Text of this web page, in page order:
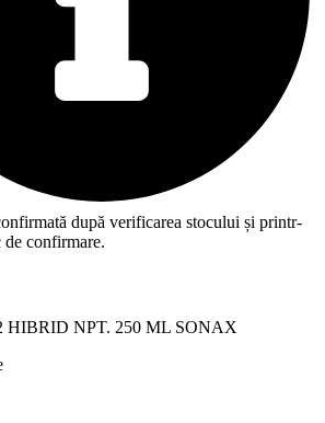
după verificarea stocului și printr-
confirmare.
HIBRID NPT. 250 ML SONAX